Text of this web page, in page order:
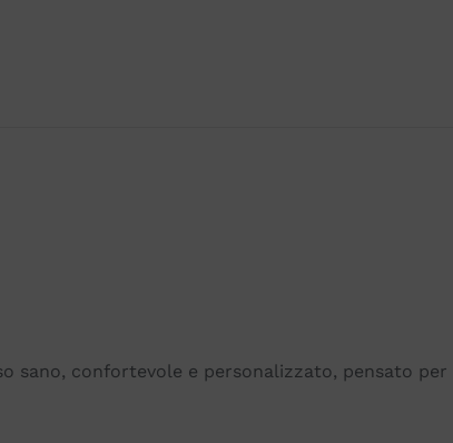
sano, confortevole e personalizzato, pensato